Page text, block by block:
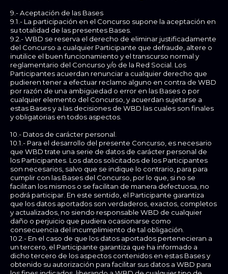
9.- Aceptación de las Bases
9.1.- La participación en el Concurso supone la aceptación en
su totalidad de las presentes Bases.
9.2.- WBD se reserva el derecho de eliminar justificadamente
del Concurso a cualquier Participante que defraude, altere o
inutilice el buen funcionamiento y el transcurso normal y
reglamentario del Concurso y/o de la Red Social. Los
Participantes acuerdan renunciar a cualquier derecho que
pudieren tener a efectuar reclamo alguno en contra de WBD
por razón de una ambigüedad o error en las Bases o por
cualquier elemento del Concurso, y acuerdan sujetarse a
estas Bases y a las decisiones de WBD las cuales son finales
y obligatorias en todos aspectos.
10.- Datos de carácter personal.
10.1.- Para el desarrollo del presente Concurso, es necesario
que WBD trate una serie de datos de carácter personal de
los Participantes. Los datos solicitados de los Participantes
son necesarios, salvo que se indique lo contrario, para para
cumplir con las Bases del Concurso, por lo que, si no se
facilitan los mismos o se facilitan de manera defectuosa, no
podrá participar. En este sentido, el Participante garantiza
que los datos aportados son verdaderos, exactos, completos
y actualizados, no siendo responsable WBD de cualquier
daño o perjuicio que pudiera ocasionarse como
consecuencia del incumplimiento de tal obligación.
10.2.- En el caso de que los datos aportados pertenecieran a
un tercero, el Participante garantiza que ha informado a
dicho tercero de los aspectos contenidos en estas Bases y
obtenido su autorización para facilitar sus datos a WBD para